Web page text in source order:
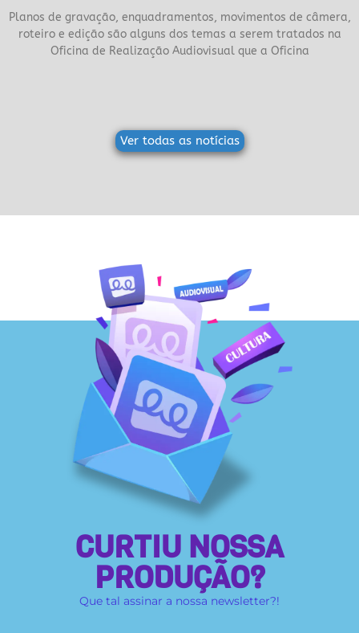
Planos de gravação, enquadramentos, movimentos de câmera,
roteiro e edição são alguns dos temas a serem tratados na
Oficina de Realização Audiovisual que a Oficina
Ver todas as notícias
CURTIU NOSSA
PRODUÇÃO?
Que tal assinar a nossa newsletter?!